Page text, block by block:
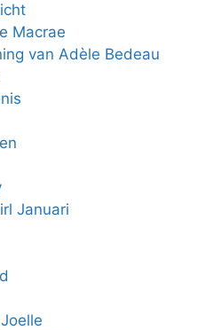
Macrae
van Adèle Bedeau
Januari